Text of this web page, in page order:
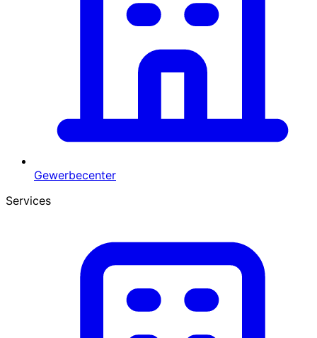
Gewerbecenter
Services